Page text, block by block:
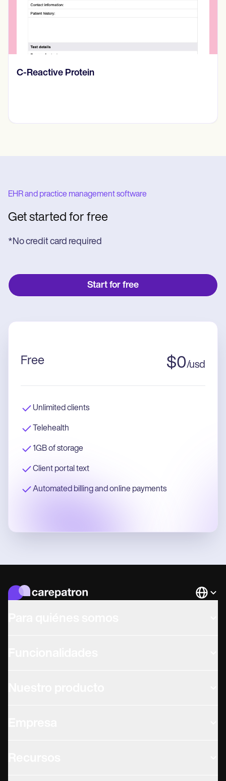
Diario de pensamientos
EHR and practice management software
Get started for free
*No credit card required
Start for free
Free $0/usd
Unlimited clients
Telehealth
1GB of storage
Client portal text
Automated billing and online payments